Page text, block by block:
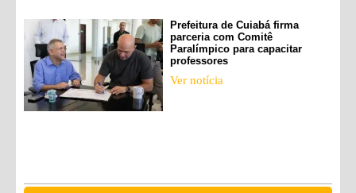
Prefeitura de Cuiabá firma
parceria com Comitê
Paralímpico para capacitar
professores
Ver notícia